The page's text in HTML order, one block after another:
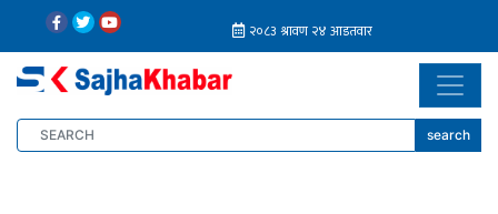
search